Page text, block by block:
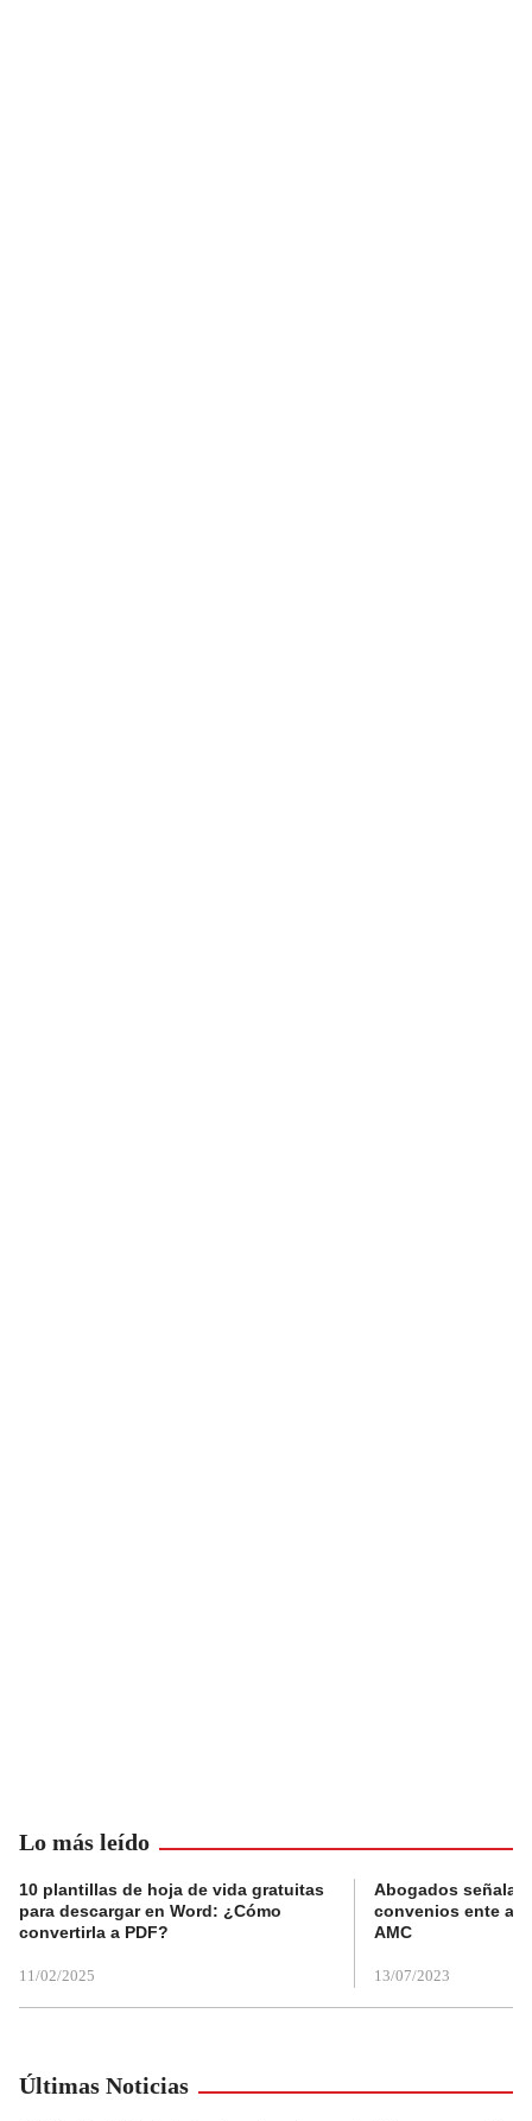
Lo más leído
10 plantillas de hoja de vida gratuitas
para descargar en Word: ¿Cómo
convertirla a PDF?
11/02/2025
Abogados
convenios ente
AMC
13/07/2023
Últimas Noticias